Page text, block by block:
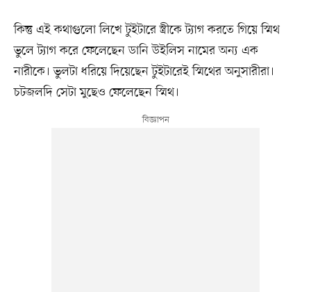
কিন্তু এই কথাগুলো লিখে টুইটারে স্ত্রীকে ট্যাগ করতে গিয়ে স্মিথ
ভুলে ট্যাগ করে ফেলেছেন ডানি উইলিস নামের অন্য এক
নারীকে। ভুলটা ধরিয়ে দিয়েছেন টুইটারেই স্মিথের অনুসারীরা।
চটজলদি সেটা মুছেও ফেলেছেন স্মিথ।